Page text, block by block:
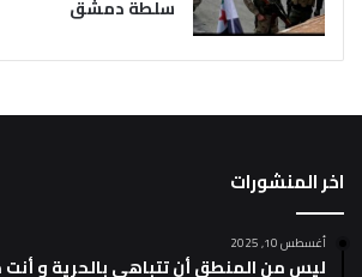
سلطة دمشق
اخر المنشورات
أغسطس 10, 2025
ليس من المنطق أن تتباهى بالحرية و